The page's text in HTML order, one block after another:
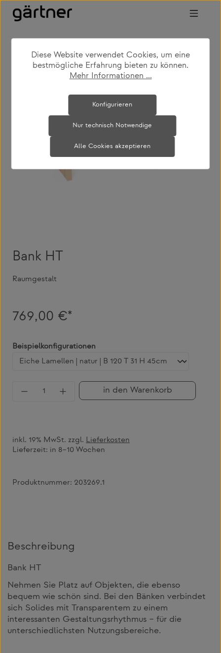
Zum Hauptinhalt springen
shop produkte wohnen bänke
Bildergalerie überspringen
Bank HT
Raumgestalt
769,00 €*
Beispielkonfigurationen
Produkt Anzahl: Gib den gewünschten
in den Warenkorb
inkl. 19% MwSt. zzgl. Lieferkosten
Lieferzeit: in 8–10 Wochen
Produktnummer: 203269.1
Beschreibung
Bank HT
Nehmen Sie Platz auf Objekten, die ebenso
bequem wie schön sind. Bei den Bänken verbindet
sich Solides mit Transparentem zu einem
interessanten Gestaltungsrhythmus – für die
unterschiedlichsten Nutzungsbereiche.
Diese Website verwendet Cookies, um eine
bestmögliche Erfahrung bieten zu können.
Mehr Informationen ...
Nur technisch Notwendige
Konfigurieren
Alle Cookies akzeptieren